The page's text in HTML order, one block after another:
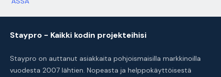
Staypro - Kaikki kodin projekteihisi
Staypro on auttanut asiakkaita pohjoismaisilla markkinoilla
vuodesta 2007 lähtien. Nopeasta ja helppokäyttöisestä